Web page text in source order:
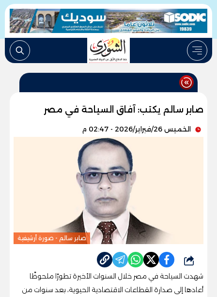
صابر سالم يكتب: آفاق السياحة في مصر
الخميس 26/فبراير/2026 - 02:47 م
صابر سالم - صورة أرشيفية
شارك
شهدت السياحة في مصر خلال السنوات الأخيرة تطورًا ملحوظًا
أعادها إلى صدارة القطاعات الاقتصادية الحيوية، بعد سنوات من